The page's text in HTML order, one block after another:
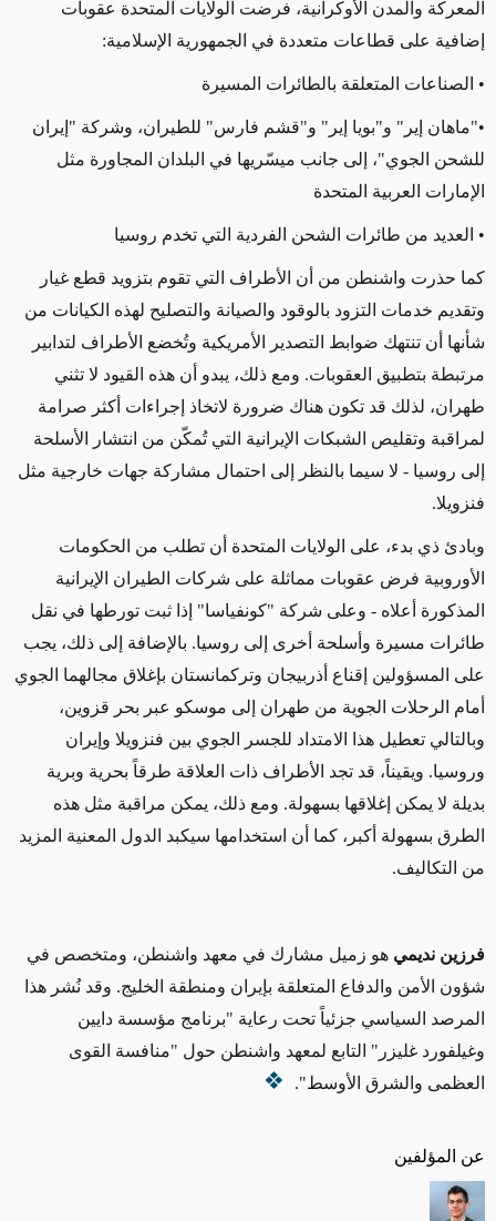
عن المؤلفين
المعركة والمدن الأوكرانية، فرضت الولايات المتحدة عقوبات
إضافية على قطاعات متعددة في الجمهورية الإسلامية:
• الصناعات المتعلقة بالطائرات المسيرة
•"ماهان إير" و"بويا إير" و"قشم فارس" للطيران، وشركة "إيران
للشحن الجوي"، إلى جانب ميسّريها في البلدان المجاورة مثل
الإمارات العربية المتحدة
• العديد من طائرات الشحن الفردية التي تخدم روسيا
كما حذرت واشنطن من أن الأطراف التي تقوم بتزويد قطع غيار
وتقديم خدمات التزود بالوقود والصيانة والتصليح لهذه الكيانات من
شأنها أن تنتهك ضوابط التصدير الأمريكية وتُخضع الأطراف لتدابير
مرتبطة بتطبيق العقوبات. ومع ذلك، يبدو أن هذه القيود لا تثني
طهران، لذلك قد تكون هناك ضرورة لاتخاذ إجراءات أكثر صرامة
لمراقبة وتقليص الشبكات الإيرانية التي تُمكّن من انتشار الأسلحة
إلى روسيا - لا سيما بالنظر إلى احتمال مشاركة جهات خارجية مثل
فنزويلا.
وبادئ ذي بدء، على الولايات المتحدة أن تطلب من الحكومات
الأوروبية فرض عقوبات مماثلة على شركات الطيران الإيرانية
المذكورة أعلاه - وعلى شركة "كونفياسا" إذا ثبت تورطها في نقل
طائرات مسيرة وأسلحة أخرى إلى روسيا. بالإضافة إلى ذلك، يجب
على المسؤولين إقناع أذربيجان وتركمانستان بإغلاق مجالهما الجوي
أمام الرحلات الجوية من طهران إلى موسكو عبر بحر قزوين،
وبالتالي تعطيل هذا الامتداد للجسر الجوي بين فنزويلا وإيران
وروسيا. ويقيناً، قد تجد الأطراف ذات العلاقة طرقاً بحرية وبرية
بديلة لا يمكن إغلاقها بسهولة. ومع ذلك، يمكن مراقبة مثل هذه
الطرق بسهولة أكبر، كما أن استخدامها سيكبد الدول المعنية المزيد
من التكاليف.
فرزين نديمي هو زميل مشارك في معهد واشنطن، ومتخصص في
شؤون الأمن والدفاع المتعلقة بإيران ومنطقة الخليج. وقد نُشر هذا
المرصد السياسي جزئياً تحت رعاية "برنامج مؤسسة دايين
وغيلفورد غليزر" التابع لمعهد واشنطن حول "منافسة القوى
العظمى والشرق الأوسط".